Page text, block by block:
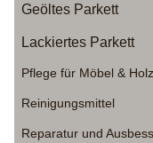
Geöltes Parkett
Lackiertes Parkett
Pflege für Möbel & Holz
Reinigungsmittel
Reparatur und